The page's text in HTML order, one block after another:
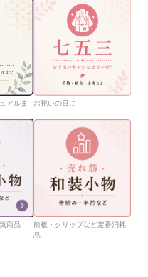
アルま
お祝いの日に
商品
前板・クリップなど定番消耗
品